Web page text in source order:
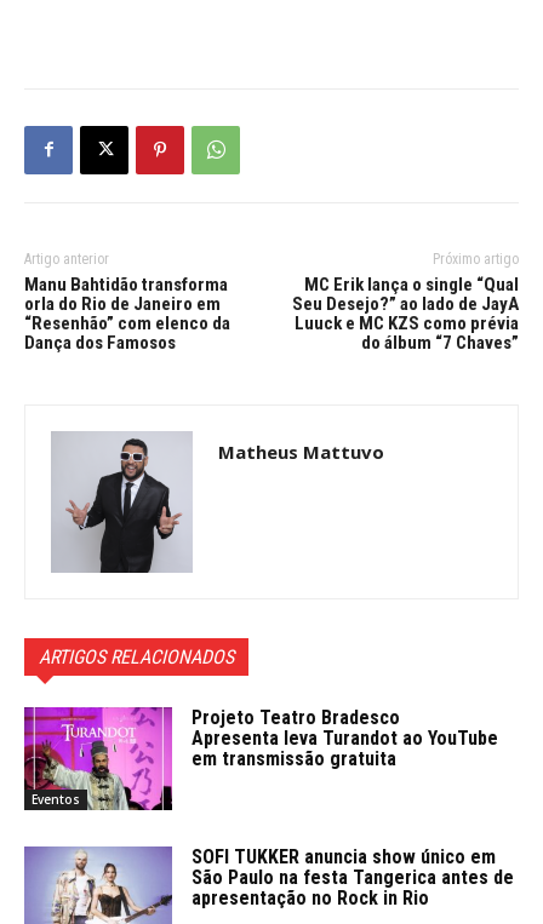
Artigo anterior
Manu Bahtidão transforma
orla do Rio de Janeiro em
“Resenhão” com elenco da
Dança dos Famosos
Próximo artigo
MC Erik lança o single “Qual
Seu Desejo?” ao lado de JayA
Luuck e MC KZS como prévia
do álbum “7 Chaves”
Matheus Mattuvo
ARTIGOS RELACIONADOS
Eventos
Projeto Teatro Bradesco
Apresenta leva Turandot ao YouTube
em transmissão gratuita
SOFI TUKKER anuncia show único em
São Paulo na festa Tangerica antes de
apresentação no Rock in Rio